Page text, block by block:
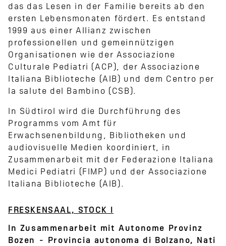
das das Lesen in der Familie bereits ab den
ersten Lebensmonaten fördert. Es entstand
1999 aus einer Allianz zwischen
professionellen und gemeinnützigen
Organisationen wie der Associazione
Culturale Pediatri (ACP), der Associazione
Italiana Biblioteche (AIB) und dem Centro per
la salute del Bambino (CSB).
In Südtirol wird die Durchführung des
Programms vom Amt für
Erwachsenenbildung, Bibliotheken und
audiovisuelle Medien koordiniert, in
Zusammenarbeit mit der Federazione Italiana
Medici Pediatri (FIMP) und der Associazione
Italiana Biblioteche (AIB).
FRESKENSAAL, STOCK I
In Zusammenarbeit mit Autonome Provinz
Bozen - Provincia autonoma di Bolzano, Nati